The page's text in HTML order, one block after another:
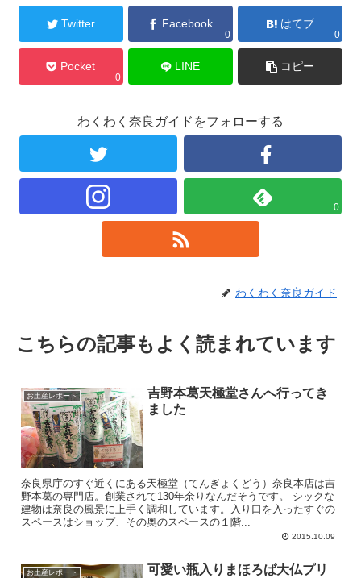
Twitter Facebook
0
はてブ
0
Pocket
0
LINE コピー
わくわく奈良ガイドをフォローする
0
わくわく奈良ガイド
こちらの記事もよく読まれています
お土産レポート
吉野本葛天極堂さんへ行ってき
ました
奈良県庁のすぐ近くにある天極堂（てんぎょくどう）奈良本店は吉
野本葛の専門店。創業されて130年余りなんだそうです。 シックな
建物は奈良の風景に上手く調和しています。入り口を入ったすぐの
スペースはショップ、その奥のスペースの１階...
2015.10.09
お土産レポート
可愛い瓶入りまほろば大仏プリ